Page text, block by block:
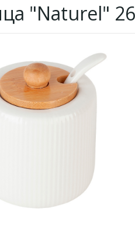
"Naturel"